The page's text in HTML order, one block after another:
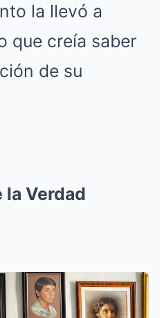
la llevó a
que creía saber
de su
la Verdad